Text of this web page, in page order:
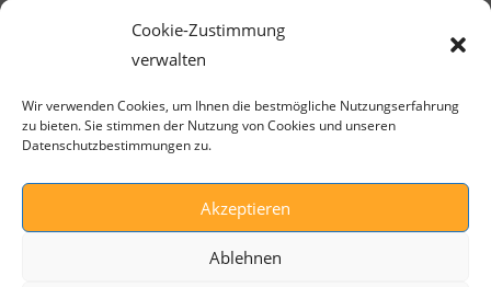
Cookie-Zustimmung
verwalten
Wir verwenden Cookies, um Ihnen die bestmögliche Nutzungserfahrung
zu bieten. Sie stimmen der Nutzung von Cookies und unseren
Datenschutzbestimmungen zu.
Akzeptieren
Ablehnen
Einblicke in die LEADER-Welt